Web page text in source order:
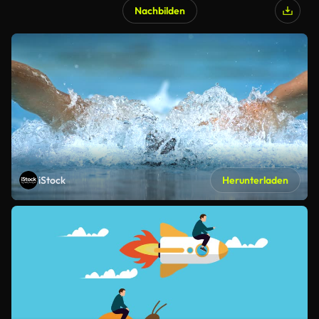
Nachbilden
iStock Herunterladen